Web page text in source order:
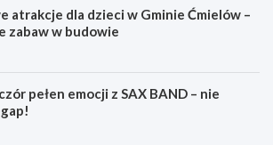
atrakcje dla dzieci w Gminie Ćmielów –
zabaw w budowie
pełen emocji z SAX BAND – nie